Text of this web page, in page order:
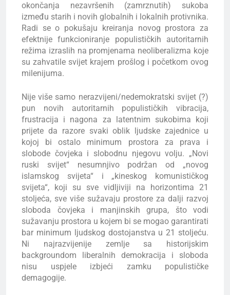
okončanja nezavršenih (zamrznutih) sukoba
između starih i novih globalnih i lokalnih protivnika.
Radi se o pokušaju kreiranja novog prostora za
efektnije funkcioniranje populističkih autoritarnih
režima izraslih na promjenama neoliberalizma koje
su zahvatile svijet krajem prošlog i početkom ovog
milenijuma.
Nije više samo nerazvijeni/nedemokratski svijet (?)
pun novih autoritarnih populističkih vibracija,
frustracija i nagona za latentnim sukobima koji
prijete da razore svaki oblik ljudske zajednice u
kojoj bi ostalo minimum prostora za prava i
slobode čovjeka i slobodnu njegovu volju. „Novi
ruski svijet“ nesumnjivo podržan od „novog
islamskog svijeta“ i „kineskog komunističkog
svijeta“, koji su sve vidljiviji na horizontima 21
stoljeća, sve više sužavaju prostore za dalji razvoj
sloboda čovjeka i manjinskih grupa, što vodi
sužavanju prostora u kojem bi se mogao garantirati
bar minimum ljudskog dostojanstva u 21 stoljeću.
Ni najrazvijenije zemlje sa historijskim
backgroundom liberalnih demokracija i sloboda
nisu uspjele izbjeći zamku populističke
demagogije.